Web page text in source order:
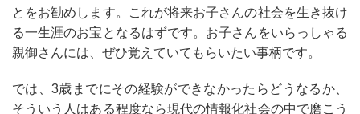
とをお勧めします。これが将来お子さんの社会を生き抜け
る一生涯のお宝となるはずです。お子さんをいらっしゃる
親御さんには、ぜひ覚えていてもらいたい事柄です。
では、3歳までにその経験ができなかったらどうなるか、
そういう人はある程度なら現代の情報化社会の中で磨こう